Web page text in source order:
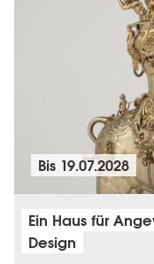
Bis 19.07.2028
Ein Haus für
Design